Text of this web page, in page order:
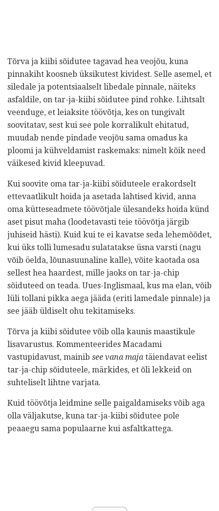
Tõrva ja kiibi sõidutee tagavad hea veojõu, kuna
pinnakiht koosneb üksikutest kividest. Selle asemel, et
siledale ja potentsiaalselt libedale pinnale, näiteks
asfaldile, on tar-ja-kiibi sõidutee pind rohke. Lihtsalt
veenduge, et leiaksite töövõtja, kes on tungivalt
soovitatav, sest kui see pole korralikult ehitatud,
muudab nende pindade veojõu sama omadus ka
ploomi ja kühveldamist raskemaks: nimelt kõik need
väikesed kivid kleepuvad.
Kui soovite oma tar-ja-kiibi sõiduteele erakordselt
ettevaatlikult hoida ja asetada lahtised kivid, anna
oma kütteseadmete töövõtjale ülesandeks hoida künd
aset pisut maha (loodetavasti teie töövõtja järgib
juhiseid hästi). Kuid kui te ei kavatse seda lehemõõdet,
kui üks tolli lumesadu sulatatakse üsna varsti (nagu
võib öelda, lõunasuunaline kalle), võite kaotada osa
sellest hea haardest, mille jaoks on tar-ja-chip
sõiduteed on teada. Uues-Inglismaal, kus ma elan, võib
lüli tollani pikka aega jääda (eriti lamedale pinnale) ja
see jääb üldiselt ohu tekitamiseks.
Tõrva ja kiibi sõidutee võib olla kaunis maastikule
lisavarustus. Kommenteerides Macadami
vastupidavust, mainib see vana maja täiendavat eelist
tar-ja-chip sõiduteele, märkides, et õli lekkeid on
suhteliselt lihtne varjata.
Kuid töövõtja leidmine selle paigaldamiseks võib aga
olla väljakutse, kuna tar-ja-kiibi sõidutee pole
peaaegu sama populaarne kui asfaltkattega.